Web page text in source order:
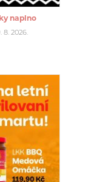
naplno
8. 2026.